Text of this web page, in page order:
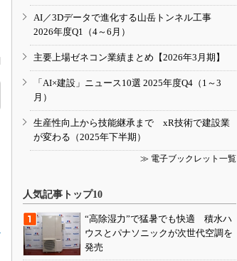
AI／3Dデータで進化する山岳トンネル工事
2026年度Q1（4～6月）
主要上場ゼネコン業績まとめ【2026年3月期】
「AI×建設」ニュース10選 2025年度Q4（1～3
月）
生産性向上から技能継承まで xR技術で建設業
が変わる（2025年下半期）
≫ 電子ブックレット一覧
人気記事トップ10
“高除湿力”で猛暑でも快適 積水ハ
ウスとパナソニックが次世代空調を
発売